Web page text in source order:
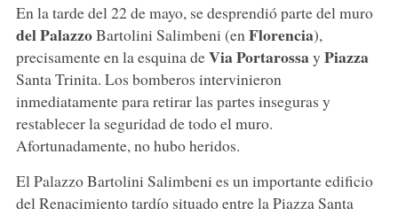
En la tarde del 22 de mayo, se desprendió parte del muro
del PalazzoBartolini Salimbeni (en Florencia),
precisamente en la esquina deVia Portarossay Piazza
Santa Trinita. Los bomberos intervinieron
inmediatamente para retirar las partes inseguras y
restablecer la seguridad de todo el muro.
Afortunadamente, no hubo heridos.
El Palazzo Bartolini Salimbeni es un importante edificio
del Renacimiento tardío situado entre la Piazza Santa